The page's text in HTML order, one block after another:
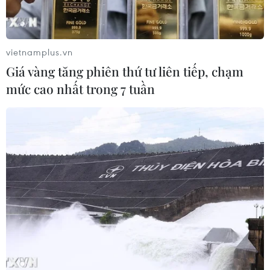
cánh
06/08/2026 04:37
Cảnh báo lũ quét, sạt lở đất ở 8 tỉnh
khu vực Bắc Bộ và Thanh Hóa
06/08/2026 03:47
Mưa lớn kéo dài gây thiệt hại khoảng
15 tỷ đồng tại Tuyên Quang
06/08/2026 03:03
Quảng Trị ưu tiên đầu tư hoàn thiện
hệ thống xử lý nước thải cụm công
nghiệp
vietnamplus.vn
Giá vàng tăng phiên thứ tư liên tiếp, chạm
mức cao nhất trong 7 tuần